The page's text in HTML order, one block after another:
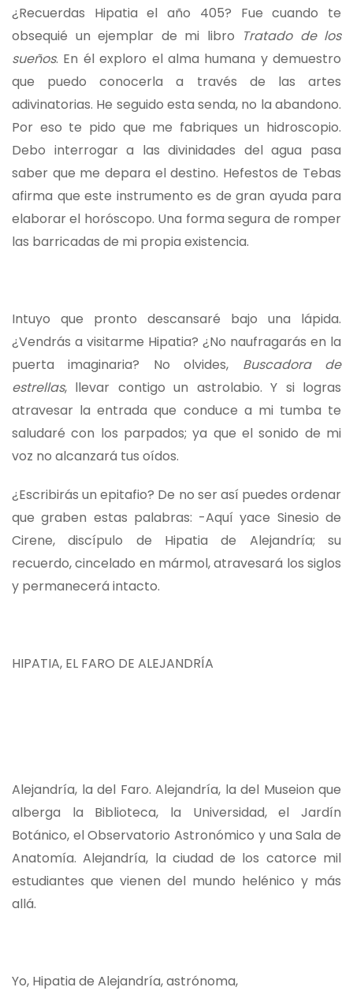
¿Recuerdas Hipatia el año 405? Fue cuando te
obsequié un ejemplar de mi libro Tratado de los
sueños. En él exploro el alma humana y demuestro
que puedo conocerla a través de las artes
adivinatorias. He seguido esta senda, no la abandono.
Por eso te pido que me fabriques un hidroscopio.
Debo interrogar a las divinidades del agua pasa
saber que me depara el destino. Hefestos de Tebas
afirma que este instrumento es de gran ayuda para
elaborar el horóscopo. Una forma segura de romper
las barricadas de mi propia existencia.
Intuyo que pronto descansaré bajo una lápida.
¿Vendrás a visitarme Hipatia? ¿No naufragarás en la
puerta imaginaria? No olvides, Buscadora de
estrellas, llevar contigo un astrolabio. Y si logras
atravesar la entrada que conduce a mi tumba te
saludaré con los parpados; ya que el sonido de mi
voz no alcanzará tus oídos.
¿Escribirás un epitafio? De no ser así puedes ordenar
que graben estas palabras: -Aquí yace Sinesio de
Cirene, discípulo de Hipatia de Alejandría; su
recuerdo, cincelado en mármol, atravesará los siglos
y permanecerá intacto.
HIPATIA, EL FARO DE ALEJANDRÍA
Alejandría, la del Faro. Alejandría, la del Museion que
alberga la Biblioteca, la Universidad, el Jardín
Botánico, el Observatorio Astronómico y una Sala de
Anatomía. Alejandría, la ciudad de los catorce mil
estudiantes que vienen del mundo helénico y más
allá.
Yo, Hipatia de Alejandría, astrónoma,